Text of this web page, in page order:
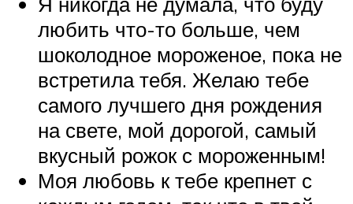
любить что-то больше, чем
шоколодное мороженое, пока не
встретила тебя. Желаю тебе
самого лучшего дня рождения
на свете, мой дорогой, самый
вкусный рожок с мороженным!
Моя любовь к тебе крепнет с